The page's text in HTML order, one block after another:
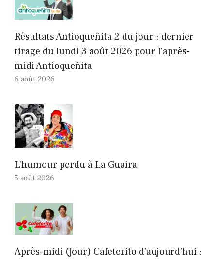
Résultats Antioqueñita 2 du jour : dernier
tirage du lundi 3 août 2026 pour l’après-
midi Antioqueñita
6 août 2026
L’humour perdu à La Guaira
5 août 2026
Après-midi (Jour) Cafeterito d’aujourd’hui :